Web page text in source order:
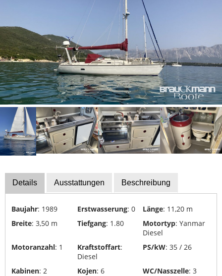
Finanzierung
Gestohlene
Boote
Messekalender
Sachverständige
Segel-
&
Sportbootschulen
Versicherungen
-
Entsorgung
Yachttransporte
Yachtwerften
Details Ausstattungen Beschreibung
Baujahr: 1989 Erstwasserung: 0 Länge: 11,20 m
Breite: 3,50 m Tiefgang: 1.80 Motortyp: Yanmar
Diesel
Motoranzahl: 1 Kraftstoffart:
Diesel
PS/kW: 35 / 26
Kabinen: 2 Kojen: 6 WC/Nasszelle: 3